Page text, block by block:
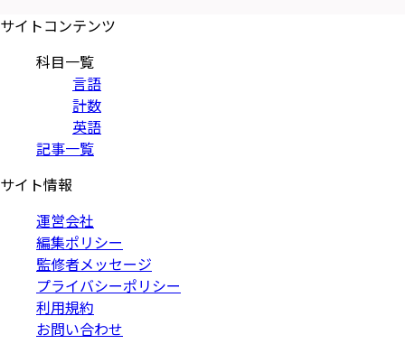
サイトコンテンツ
科目一覧
言語
計数
英語
記事一覧
サイト情報
運営会社
編集ポリシー
監修者メッセージ
プライバシーポリシー
利用規約
お問い合わせ